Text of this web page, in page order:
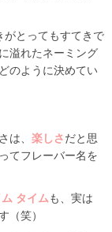
とってもすてきで
溢れたネーミング
のように決めてい
は、 楽しさだと思
てフレーバー名を
タイムも、実は
（笑）